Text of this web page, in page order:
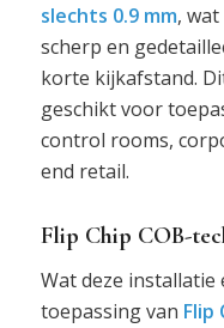
slechts 0.9 mm,
scherp en
korte kijkafstand.
geschikt voor
control rooms,
end retail.
Flip Chip COB-
Wat deze installatie
toepassing van Flip